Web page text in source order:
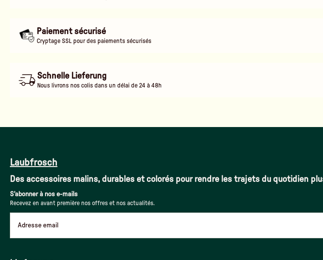
Paiement sécurisé
Cryptage SSL pour des paiements sécurisés
Schnelle Lieferung
Nous livrons nos colis dans un délai de 24 à 48h
Laubfrosch
Des accessoires malins, durables et colorés pour rendre les trajets du quotidien
S'abonner à nos e-mails
Recevez en avant première nos offres et nos actualités.
Adresse email